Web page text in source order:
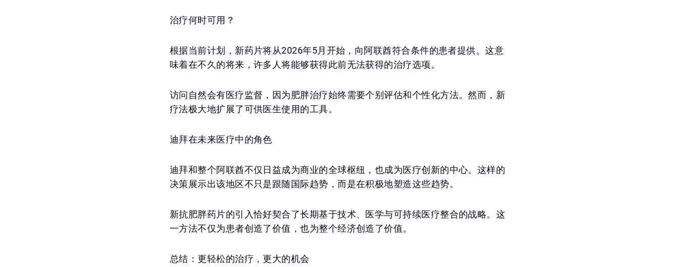
治疗何时可用？
根据当前计划，新药片将从2026年5月开始，向阿联酋符合条件的患者提供。这意
味着在不久的将来，许多人将能够获得此前无法获得的治疗选项。
访问自然会有医疗监督，因为肥胖治疗始终需要个别评估和个性化方法。然而，新
疗法极大地扩展了可供医生使用的工具。
迪拜在未来医疗中的角色
迪拜和整个阿联酋不仅日益成为商业的全球枢纽，也成为医疗创新的中心。这样的
决策展示出该地区不只是跟随国际趋势，而是在积极地塑造这些趋势。
新抗肥胖药片的引入恰好契合了长期基于技术、医学与可持续医疗整合的战略。这
一方法不仅为患者创造了价值，也为整个经济创造了价值。
总结：更轻松的治疗，更大的机会